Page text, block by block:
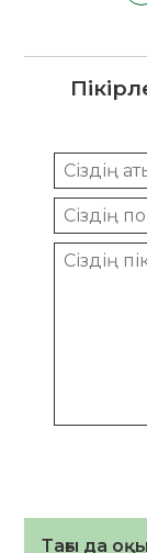
Тағы да